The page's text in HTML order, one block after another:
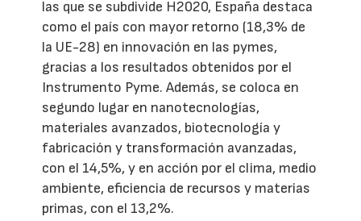
las que se subdivide H2020, España destaca
como el país con mayor retorno (18,3% de
la UE-28) en innovación en las pymes,
gracias a los resultados obtenidos por el
Instrumento Pyme. Además, se coloca en
segundo lugar en nanotecnologías,
materiales avanzados, biotecnología y
fabricación y transformación avanzadas,
con el 14,5%, y en acción por el clima, medio
ambiente, eficiencia de recursos y materias
primas, con el 13,2%.